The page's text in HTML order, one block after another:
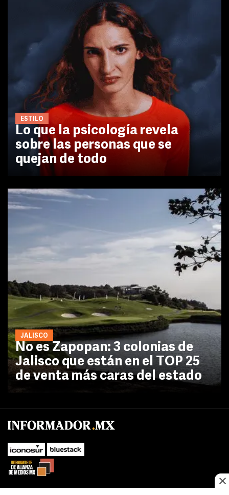
ESTILO
Lo que la psicología revela
sobre las personas que se
quejan de todo
JALISCO
No es Zapopan: 3 colonias de
Jalisco que están en el TOP 25
de venta más caras del estado